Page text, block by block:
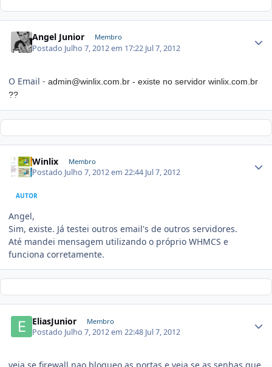
Angel Junior Membro
Postado Julho 7, 2012 em 17:22 Jul 7, 2012
O Email - admin@winlix.com.br - existe no servidor winlix.com.br
??
Winlix Membro
Postado Julho 7, 2012 em 22:44 Jul 7, 2012
AUTOR
Angel,
Sim, existe. Já testei outros email's de outros servidores.
Até mandei mensagem utilizando o próprio WHMCS e
funciona corretamente.
EliasJunior Membro
Postado Julho 7, 2012 em 22:48 Jul 7, 2012